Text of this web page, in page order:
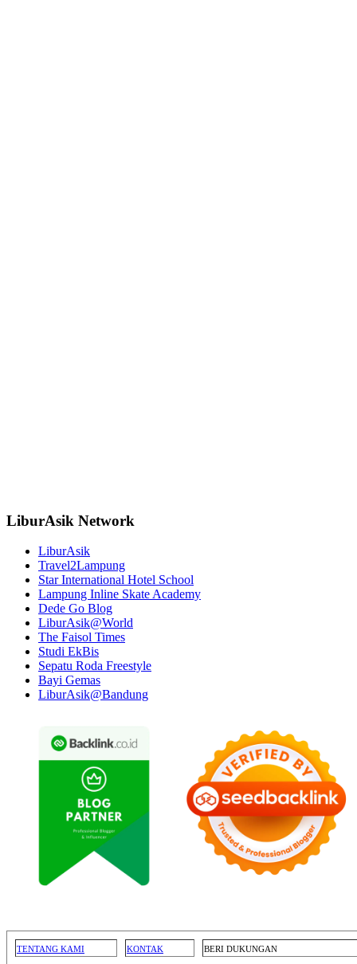
LiburAsik Network
LiburAsik
Travel2Lampung
Star International Hotel School
Lampung Inline Skate Academy
Dede Go Blog
LiburAsik@World
The Faisol Times
Studi EkBis
Sepatu Roda Freestyle
Bayi Gemas
LiburAsik@Bandung
TENTANG KAMI KONTAK BERI DUKUNGAN